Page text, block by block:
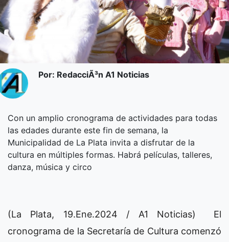
Por: RedacciÃ³n A1 Noticias
Con un amplio cronograma de actividades para todas
las edades durante este fin de semana, la
Municipalidad de La Plata invita a disfrutar de la
cultura en múltiples formas. Habrá películas, talleres,
danza, música y circo
(La Plata, 19.Ene.2024 / A1 Noticias) El
cronograma de la Secretaría de Cultura comenzó